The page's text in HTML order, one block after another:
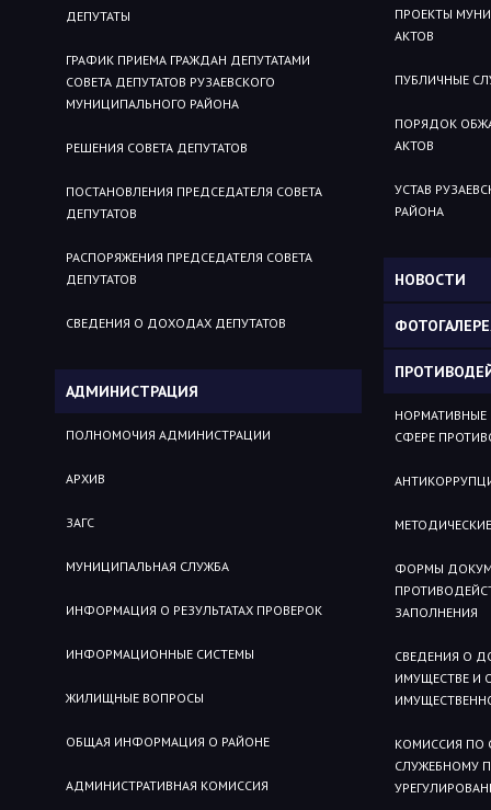
ДЕПУТАТЫ
ГРАФИК ПРИЕМА ГРАЖДАН ДЕПУТАТАМИ
СОВЕТА ДЕПУТАТОВ РУЗАЕВСКОГО
МУНИЦИПАЛЬНОГО РАЙОНА
РЕШЕНИЯ СОВЕТА ДЕПУТАТОВ
ПОСТАНОВЛЕНИЯ ПРЕДСЕДАТЕЛЯ СОВЕТА
ДЕПУТАТОВ
РАСПОРЯЖЕНИЯ ПРЕДСЕДАТЕЛЯ СОВЕТА
ДЕПУТАТОВ
СВЕДЕНИЯ О ДОХОДАХ ДЕПУТАТОВ
АДМИНИСТРАЦИЯ
ПОЛНОМОЧИЯ АДМИНИСТРАЦИИ
АРХИВ
ЗАГС
МУНИЦИПАЛЬНАЯ СЛУЖБА
ИНФОРМАЦИЯ О РЕЗУЛЬТАТАХ ПРОВЕРОК
ИНФОРМАЦИОННЫЕ СИСТЕМЫ
ЖИЛИЩНЫЕ ВОПРОСЫ
ОБЩАЯ ИНФОРМАЦИЯ О РАЙОНЕ
АДМИНИСТРАТИВНАЯ КОМИССИЯ
ПРОЕКТЫ
АКТОВ
ПУБЛИЧНЫЕ
ПОРЯДОК
АКТОВ
УСТАВ
РАЙОНА
НОВОСТИ
НОРМАТИВНЫЕ
СФЕРЕ
ФОРМЫ
ЗАПОЛНЕНИЯ
СВЕДЕНИЯ О
ИМУЩЕСТВЕ И
КОМИССИЯ ПО
СЛУЖЕБНОМУ